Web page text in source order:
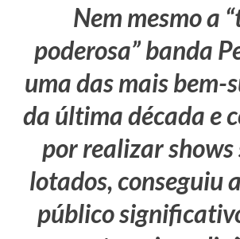
Nem mesmo a
poderosa” banda
uma das mais bem-
da última década e
por realizar shows
lotados, conseguiu
público